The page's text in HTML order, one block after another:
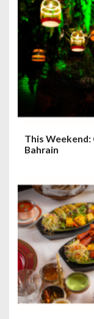
a
t
o
n
This Weekend:
Bahrain